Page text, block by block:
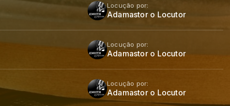
Locução por:
Adamastor o Locutor
Locução por:
Adamastor o Locutor
Locução por:
Adamastor o Locutor